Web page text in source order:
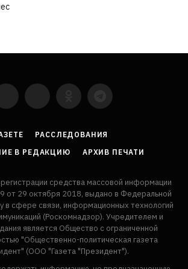
YouTubeVKontakte
LinkedInFlickr
РАССЛЕДОВАНИЯ
В РЕДАКЦИЮ
АРХИВ ПЕЧАТИ
средства массовой информации
29 октября 2018, выдано в Федеральной
в сфере связи, информационных технологий
(Роскомнадзор). Учредителем и
является Общество с ограниченной
"Общественно-политическая газета
(ООО "Газета "Президент").